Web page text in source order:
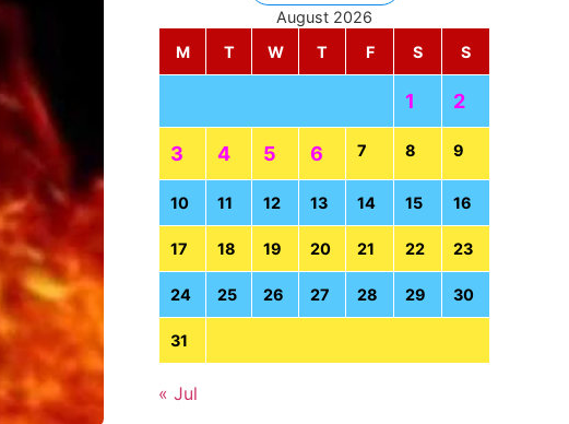
August 2026
M
T W T F S S
1 2
3 4 5 6 7 8 9
10 11 12 13 14 15 16
17 18 19 20 21 22 23
24 25 26 27 28 29 30
31
« Jul